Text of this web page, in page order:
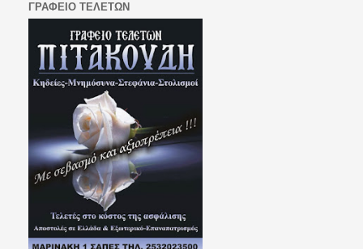
ΓΡΑΦΕΙΟ ΤΕΛΕΤΩΝ